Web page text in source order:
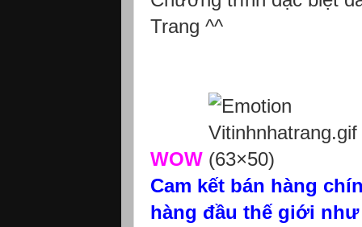
Trang ^^
WOW
Cam kết bán hàng
hàng đầu thế giới như